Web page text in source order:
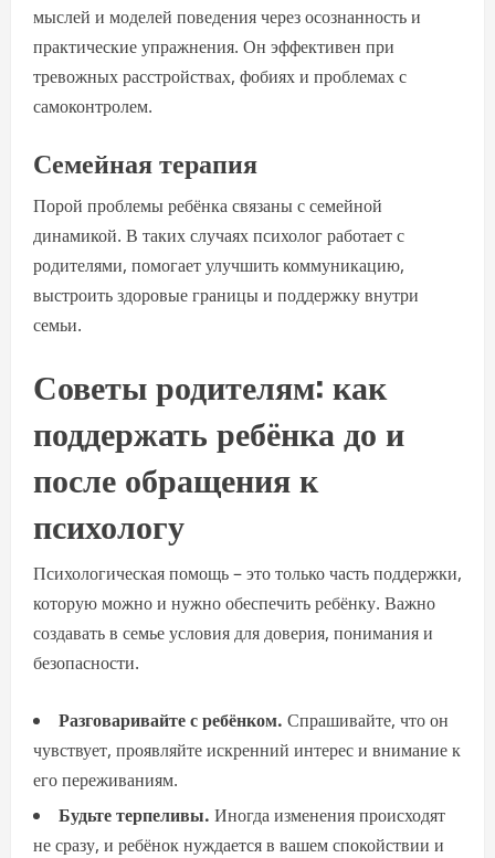
мыслей и моделей поведения через осознанность и
практические упражнения. Он эффективен при
тревожных расстройствах, фобиях и проблемах с
самоконтролем.
Семейная терапия
Порой проблемы ребёнка связаны с семейной
динамикой. В таких случаях психолог работает с
родителями, помогает улучшить коммуникацию,
выстроить здоровые границы и поддержку внутри
семьи.
Советы родителям: как
поддержать ребёнка до и
после обращения к
психологу
Психологическая помощь – это только часть поддержки,
которую можно и нужно обеспечить ребёнку. Важно
создавать в семье условия для доверия, понимания и
безопасности.
Разговаривайте с ребёнком. Спрашивайте, что он
чувствует, проявляйте искренний интерес и внимание к
его переживаниям.
Будьте терпеливы. Иногда изменения происходят
не сразу, и ребёнок нуждается в вашем спокойствии и